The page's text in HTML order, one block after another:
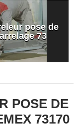
pose de
73
POSE DE
73170